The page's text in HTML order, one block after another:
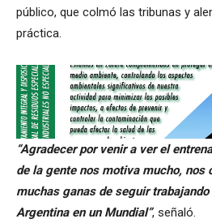
público, que colmó las tribunas y
práctica.
“Agradecer por venir a ver el
de la gente nos motiva mucho, nos
muchas ganas de seguir
Argentina en un Mundial”, señaló.